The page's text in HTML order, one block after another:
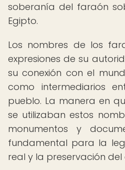
soberanía del faraón
Egipto.
Los nombres de los
expresiones de su
su conexión con el
como intermediarios
pueblo. La manera en
se utilizaban estos
monumentos y
fundamental para la
real y la preservación